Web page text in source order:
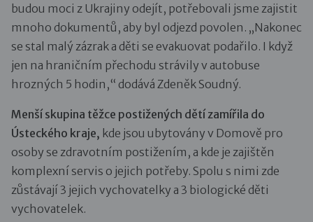
budou moci z Ukrajiny odejít, potřebovali jsme zajistit
mnoho dokumentů, aby byl odjezd povolen. „Nakonec
se stal malý zázrak a děti se evakuovat podařilo. I když
jen na hraničním přechodu strávily v autobuse
hrozných 5 hodin,“ dodává Zdeněk Soudný.
Menší skupina těžce postižených dětí zamířila do
Ústeckého kraje, kde jsou ubytovány v Domově pro
osoby se zdravotním postižením, a kde je zajištěn
komplexní servis o jejich potřeby. Spolu s nimi zde
zůstávají 3 jejich vychovatelky a 3 biologické děti
vychovatelek.